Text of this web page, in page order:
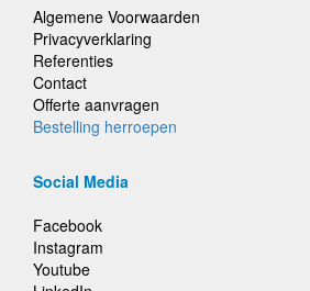
Algemene Voorwaarden
Privacyverklaring
Referenties
Contact
Offerte aanvragen
Bestelling herroepen
Social Media
Facebook
Instagram
Youtube